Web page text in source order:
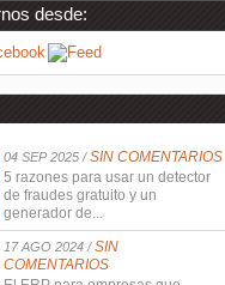
desde:
04 SEP 2025 /SIN COMENTARIOS
5 razones para usar un detector
de fraudes gratuito y un
generador de...
17 AGO 2024 /SIN
COMENTARIOS